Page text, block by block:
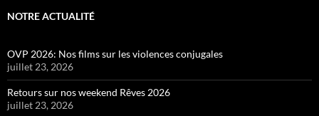
NOTRE ACTUALITÉ
OVP 2026: Nos films sur les violences conjugales
juillet 23, 2026
Retours sur nos weekend Rêves 2026
juillet 23, 2026